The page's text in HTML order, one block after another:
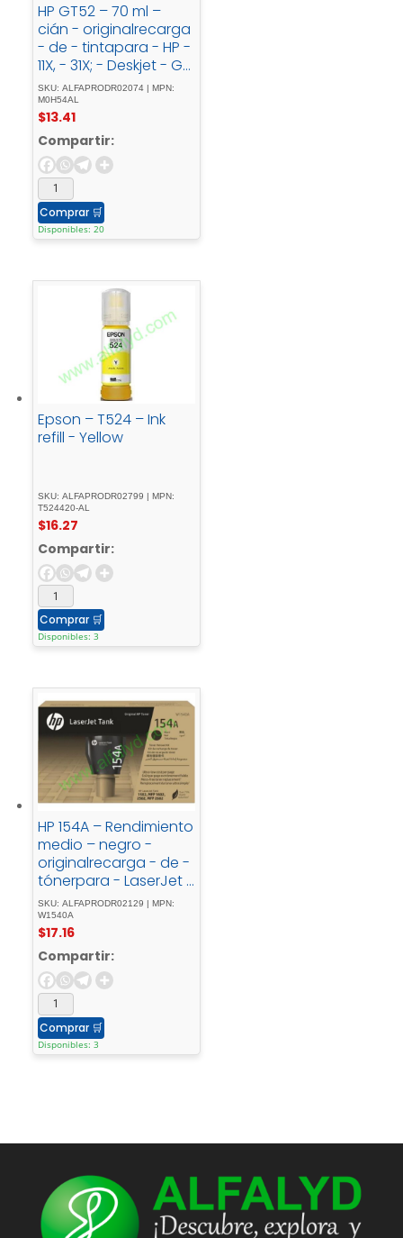
HP GT52 – 70 ml –
cián - originalrecarga
- de - tintapara - HP -
11X, - 31X; - Deskjet - GT
- 58XX; - Smart - Tank
- 500, - 51X, - 530, -
6001, - 615, - 70XX, -
73XX, - 76XX
SKU: ALFAPRODR02074 | MPN:
M0H54AL
$13.41
Compartir:
Comprar 🛒
Disponibles: 20
Epson – T524 – Ink
refill - Yellow
SKU: ALFAPRODR02799 | MPN:
T524420-AL
$16.27
Compartir:
Comprar 🛒
Disponibles: 3
HP 154A – Rendimiento
medio – negro -
originalrecarga - de -
tónerpara - LaserJet -
Tank - MFP - 1602w, -
MFP - 1604w, - MFP -
2602dn, - MFP -
2604sdw, - MFP -
2606dn, - MFP -
2606sdw
SKU: ALFAPRODR02129 | MPN:
W1540A
$17.16
Compartir:
Comprar 🛒
Disponibles: 3